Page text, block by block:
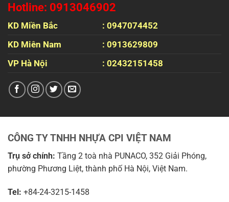
Hotline: 0913046902
KD Miền Bắc
: 0947074452
KD Miên Nam
: 0913629809
VP Hà Nội
: 02432151458
CÔNG TY TNHH NHỰA CPI VIỆT NAM
Trụ sở chính: Tầng 2 toà nhà PUNACO, 352 Giải Phóng,
phường Phương Liệt, thành phố Hà Nội, Việt Nam.
Tel: +84-24-3215-1458